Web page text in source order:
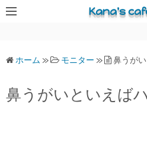
コ
ス
Kana's
ホーム » モニター » 鼻うが
鼻うがいといえば